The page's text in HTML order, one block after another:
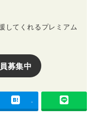
してくれるプレミアム
募集中
-